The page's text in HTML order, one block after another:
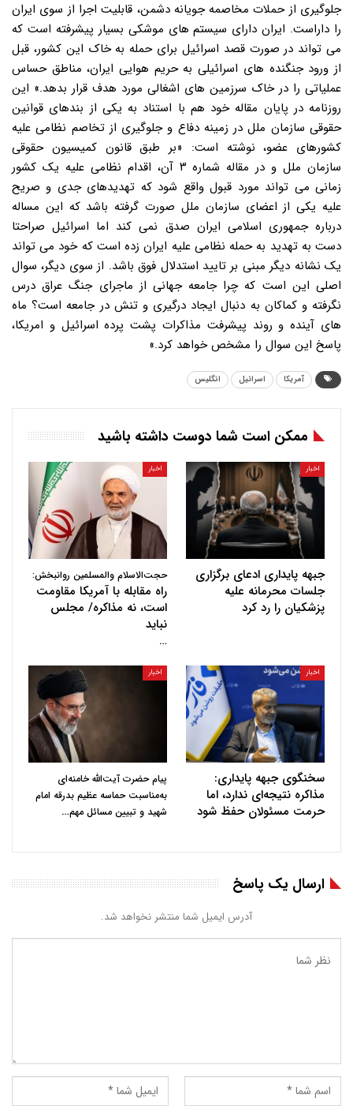
جلوگیری از حملات مخاصمه جویانه دشمن، قابلیت اجرا از سوی ایران
را داراست. ایران دارای سیستم های موشکی بسیار پیشرفته است که
می تواند در صورت قصد اسرائیل برای حمله به خاک این کشور، قبل
از ورود جنگنده های اسرائیلی به حریم هوایی ایران، مناطق حساس
عملیاتی را در خاک سرزمین های اشغالی مورد هدف قرار بدهد.» این
روزنامه در پایان مقاله خود هم با استناد به یکی از بندهای قوانین
حقوقی سازمان ملل در زمینه دفاع و جلوگیری از تخاصم نظامی علیه
کشورهای عضو، نوشته است: «بر طبق قانون کمیسیون حقوقی
سازمان ملل و در مقاله شماره ۳ آن، اقدام نظامی علیه یک کشور
زمانی می تواند مورد قبول واقع شود که تهدیدهای جدی و صریح
علیه یکی از اعضای سازمان ملل صورت گرفته باشد که این مساله
درباره جمهوری اسلامی ایران صدق نمی کند اما اسرائیل صراحتا
دست به تهدید به حمله نظامی علیه ایران زده است که خود می تواند
یک نشانه دیگر مبنی بر تایید استدلال فوق باشد. از سوی دیگر، سوال
اصلی این است که چرا جامعه جهانی از ماجرای جنگ عراق درس
نگرفته و کماکان به دنبال ایجاد درگیری و تنش در جامعه است؟ ماه
های آینده و روند پیشرفت مذاکرات پشت پرده اسرائیل و امریکا،
پاسخ این سوال را مشخص خواهد کرد.»
آمریکا اسرائیل انگلیس
ممکن است شما دوست داشته باشید
اخبار
جبهه پایداری ادعای برگزاری
جلسات محرمانه علیه
پزشکیان را رد کرد
اخبار
حجت‌الاسلام والمسلمین روانبخش:
راه مقابله با آمریکا مقاومت
است، نه مذاکره/ مجلس
نباید
…
اخبار
سخنگوی جبهه پایداری:
مذاکره نتیجه‌ای ندارد، اما
حرمت مسئولان حفظ شود
اخبار
پیام حضرت آیت‌الله خامنه‌ای
به‌مناسبت حماسه عظیم بدرقه امام
شهید و تبیین مسائل مهم…
ارسال یک پاسخ
آدرس ایمیل شما منتشر نخواهد شد.